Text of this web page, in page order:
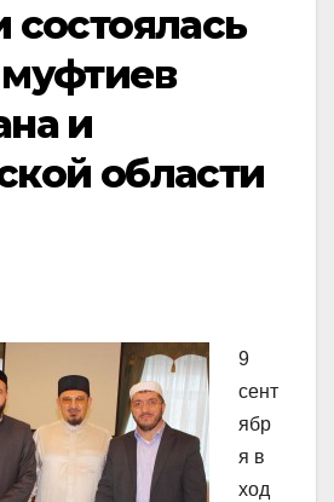
состоялась
и
области
9
сент
ябр
я в
ход